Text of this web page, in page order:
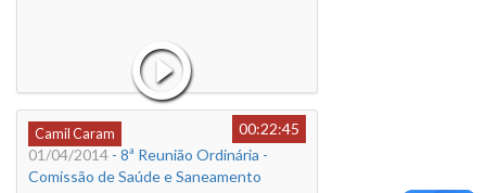
Camil Caram
00:22:45
01/04/2014 - 8ª Reunião Ordinária -
Comissão de Saúde e Saneamento